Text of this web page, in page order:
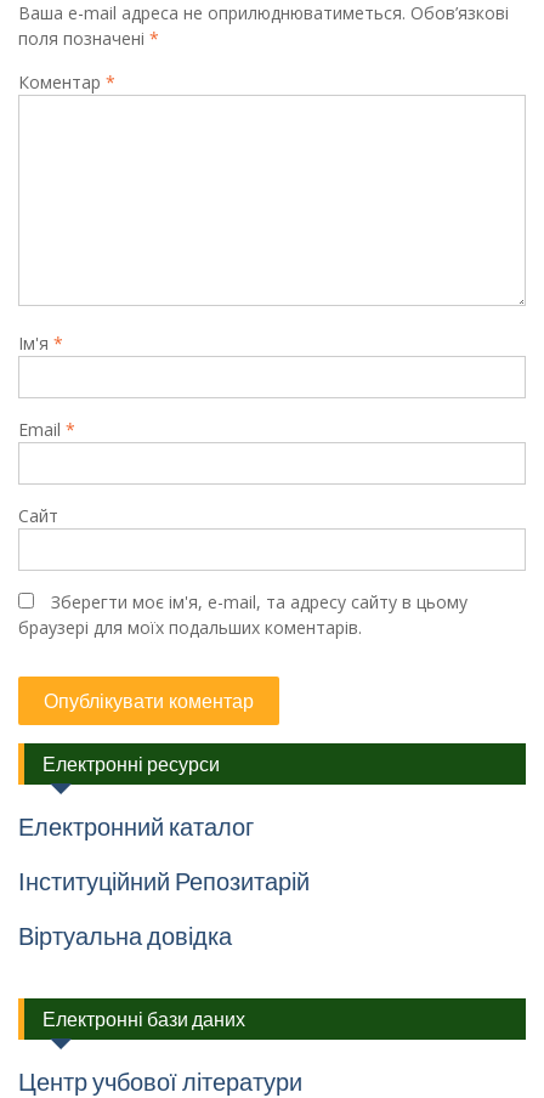
Ваша e-mail адреса не оприлюднюватиметься. Обов’язкові
поля позначені *
Коментар *
Ім'я *
Email *
Сайт
Зберегти моє ім'я, e-mail, та адресу сайту в цьому
браузері для моїх подальших коментарів.
Електронні ресурси
Електронний каталог
Інституційний Репозитарій
Віртуальна довідка
Електронні бази даних
Центр учбової літератури